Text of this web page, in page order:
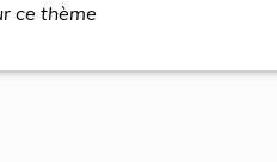
ce thème